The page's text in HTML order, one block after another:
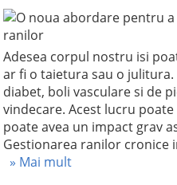
Adesea corpul nostru isi
ar fi o taietura sau o
diabet, boli vasculare si de
vindecare. Acest lucru
poate avea un impact grav
Gestionarea ranilor cronice
» Mai mult